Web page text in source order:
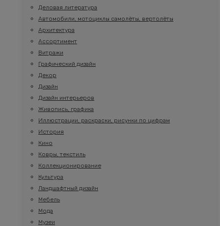
Деловая литература
Автомобили, мотоциклы самолёты, вертолёты
Архитектура
Ассортимент
Витражи
Графический дизайн
Декор
Дизайн
Дизайн интерьеров
Живопись, графика
Иллюстрации, раскраски, рисунки по цифрам
История
Кино
Ковры, текстиль
Коллекционирование
Культура
Ландшафтный дизайн
Мебель
Мода
Музеи